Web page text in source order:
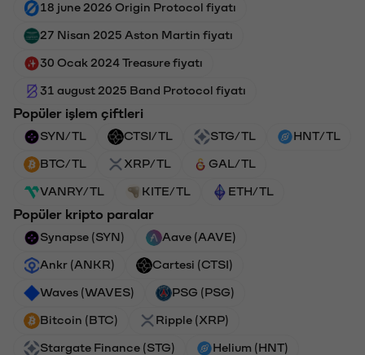
18 june 2026 Origin Protocol fiyatı
27 Nisan 2025 Aston Martin fiyatı
30 Ocak 2024 Treasure fiyatı
31 august 2025 Band Protocol fiyatı
Popüler işlem çiftleri
SYN/TL CTSI/TL STG/TL HNT/TL
BTC/TL XRP/TL GAL/TL
VANRY/TL KITE/TL ETH/TL
Popüler kripto paralar
Synapse (SYN) Aave (AAVE)
Ankr (ANKR) Cartesi (CTSI)
Waves (WAVES) PSG (PSG)
Bitcoin (BTC) Ripple (XRP)
Stargate Finance (STG) Helium (HNT)